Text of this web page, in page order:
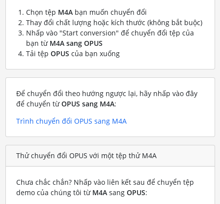
Chọn tệp M4Abạn muốn chuyển đổi
Thay đổi chất lượng hoặc kích thước (không bắt buộc)
Nhấp vào "Start conversion" để chuyển đổi tệp của
bạn từ M4A sang OPUS
Tải tệp OPUS của bạn xuống
Để chuyển đổi theo hướng ngược lại, hãy nhấp vào đây
để chuyển từOPUS sang M4A:
Trình chuyển đổi OPUS sang M4A
Thử chuyển đổi OPUS với một tệp thử M4A
Chưa chắc chắn? Nhấp vào liên kết sau để chuyển tệp
demo của chúng tôi từ M4Asang OPUS: